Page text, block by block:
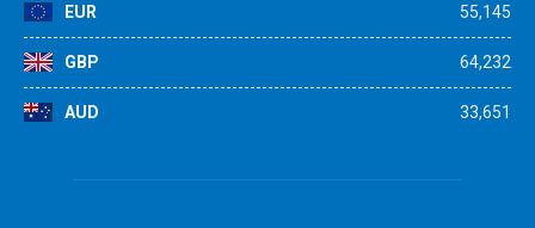
EUR 55,145
GBP 64,232
AUD 33,651